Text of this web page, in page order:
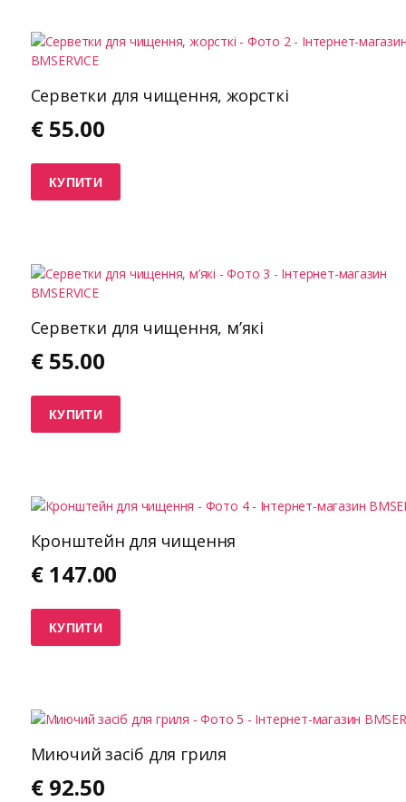
Серветки для чищення, жорсткі
€ 55.00
КУПИТИ
Серветки для чищення, м’які
€ 55.00
КУПИТИ
Кронштейн для чищення
€ 147.00
КУПИТИ
Миючий засіб для гриля
€ 92.50